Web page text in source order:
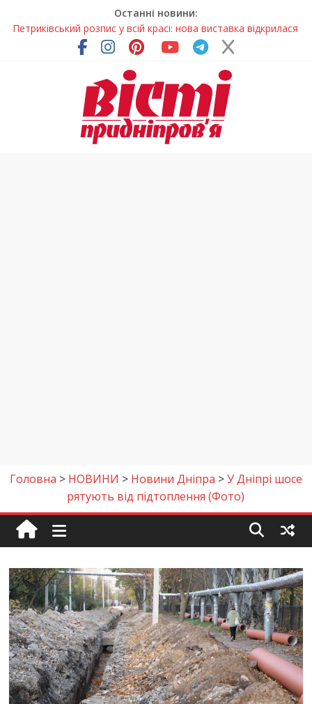
Останні новини:
Петриківський розпис у всій красі: нова виставка відкрилася
на Дніпропетровщині
У Дніпрі на три місяці можуть обмежити рух на Вокзальній
Письменниця з Покрова продовжує підкорювати українські
та міжнародні творчі вершини
У Дніпрі повністю оновили один із найзавантаженіших
трамвайних переїздів
Головна > НОВИНИ > Новини Дніпра >У Дніпрі шосе
рятують від підтоплення (Фото)